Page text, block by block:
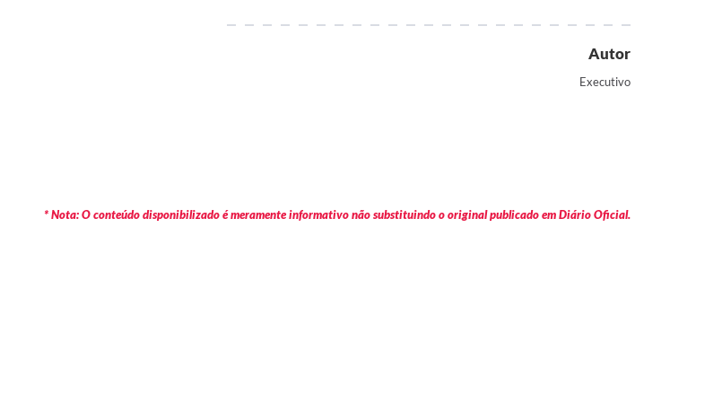
Autor
Executivo
* Nota: O conteúdo disponibilizado é meramente informativo não substituindo o original publicado em Diário Oficial.